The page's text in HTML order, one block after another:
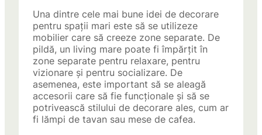
Una dintre cele mai bune idei de decorare
pentru spații mari este să se utilizeze
mobilier care să creeze zone separate. De
pildă, un living mare poate fi împărțit în
zone separate pentru relaxare, pentru
vizionare și pentru socializare. De
asemenea, este important să se aleagă
accesorii care să fie funcționale și să se
potrivească stilului de decorare ales, cum ar
fi lămpi de tavan sau mese de cafea.